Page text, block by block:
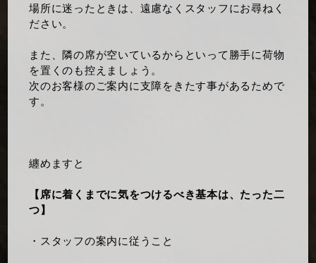
場所に迷ったときは、遠慮なくスタッフにお尋ねく
ださい。
また、隣の席が空いているからといって勝手に荷物
を置くのも控えましょう。
次のお客様のご案内に支障をきたす事があるためで
す。
纏めますと
【席に着くまでに気をつけるべき基本は、たった二
つ】
・スタッフの案内に従うこと